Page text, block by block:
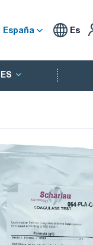
España Es